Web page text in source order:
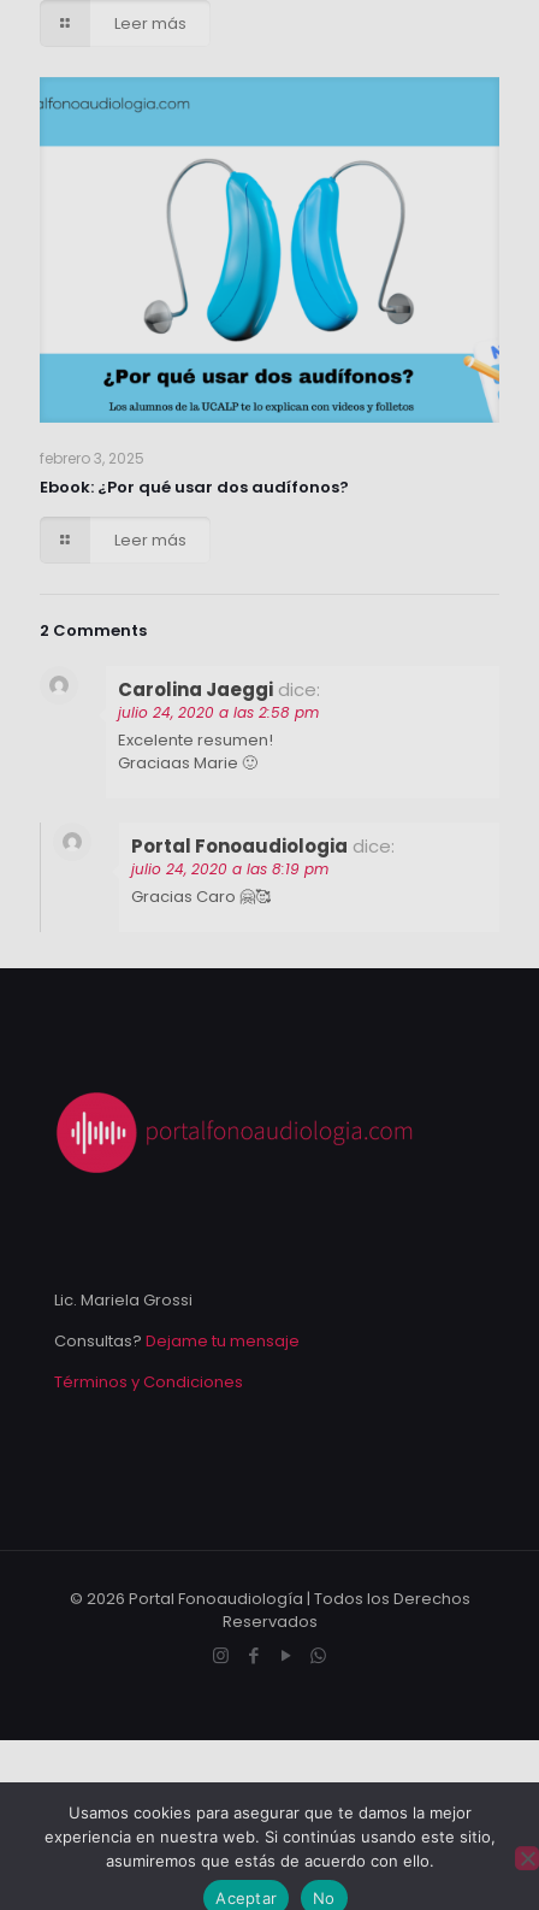
Leer más
febrero 3, 2025
Ebook: ¿Por qué usar dos audífonos?
Leer más
2 Comments
Carolina Jaeggi dice:
julio 24, 2020 a las 2:58 pm
Excelente resumen!
Graciaas Marie 🙂
Portal Fonoaudiologia dice:
julio 24, 2020 a las 8:19 pm
Gracias Caro 🤗🥰
Lic. Mariela Grossi
Consultas? Dejame tu mensaje
Términos y Condiciones
© 2026 Portal Fonoaudiología | Todos los Derechos
Reservados
Usamos cookies para asegurar que te damos la mejor
experiencia en nuestra web. Si continúas usando este sitio,
asumiremos que estás de acuerdo con ello.
Aceptar
No